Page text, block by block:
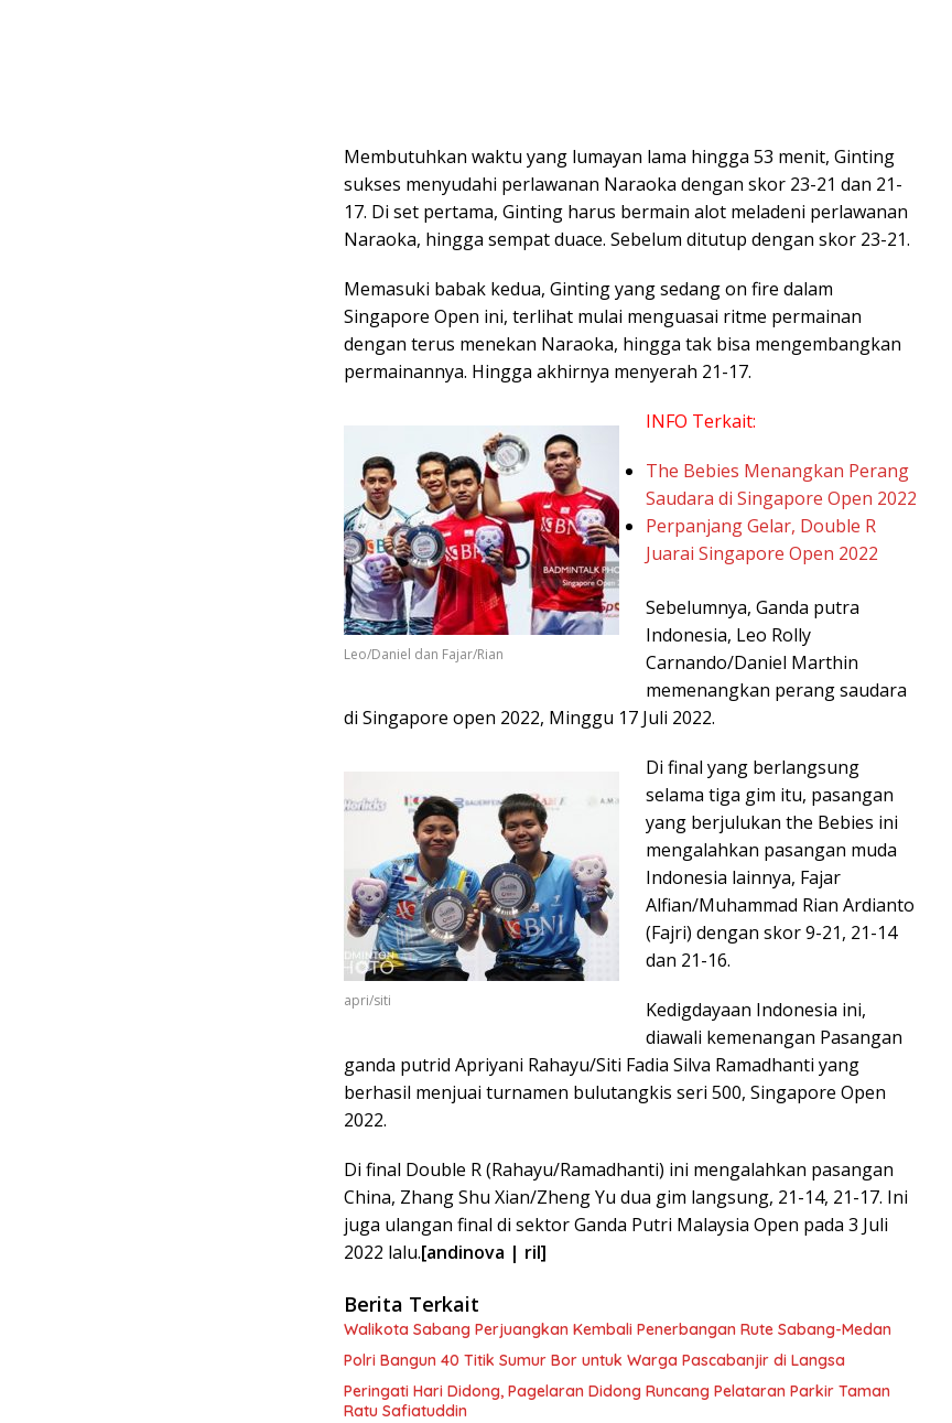
Membutuhkan waktu yang lumayan lama hingga 53 menit, Ginting
sukses menyudahi perlawanan Naraoka dengan skor 23-21 dan 21-
17. Di set pertama, Ginting harus bermain alot meladeni perlawanan
Naraoka, hingga sempat duace. Sebelum ditutup dengan skor 23-21.
Memasuki babak kedua, Ginting yang sedang on fire dalam
Singapore Open ini, terlihat mulai menguasai ritme permainan
dengan terus menekan Naraoka, hingga tak bisa mengembangkan
permainannya. Hingga akhirnya menyerah 21-17.
Leo/Daniel dan Fajar/Rian
INFO Terkait:
The Bebies Menangkan Perang
Saudara di Singapore Open 2022
Perpanjang Gelar, Double R
Juarai Singapore Open 2022
Sebelumnya, Ganda putra
Indonesia, Leo Rolly
Carnando/Daniel Marthin
memenangkan perang saudara
di Singapore open 2022, Minggu 17 Juli 2022.
apri/siti
Di final yang berlangsung
selama tiga gim itu, pasangan
yang berjulukan the Bebies ini
mengalahkan pasangan muda
Indonesia lainnya, Fajar
Alfian/Muhammad Rian Ardianto
(Fajri) dengan skor 9-21, 21-14
dan 21-16.
Kedigdayaan Indonesia ini,
diawali kemenangan Pasangan
ganda putrid Apriyani Rahayu/Siti Fadia Silva Ramadhanti yang
berhasil menjuai turnamen bulutangkis seri 500, Singapore Open
2022.
Di final Double R (Rahayu/Ramadhanti) ini mengalahkan pasangan
China, Zhang Shu Xian/Zheng Yu dua gim langsung, 21-14, 21-17. Ini
juga ulangan final di sektor Ganda Putri Malaysia Open pada 3 Juli
2022 lalu.[andinova | ril]
Berita Terkait
Walikota Sabang Perjuangkan Kembali Penerbangan Rute Sabang-Medan
Polri Bangun 40 Titik Sumur Bor untuk Warga Pascabanjir di Langsa
Peringati Hari Didong, Pagelaran Didong Runcang Pelataran Parkir Taman
Ratu Safiatuddin